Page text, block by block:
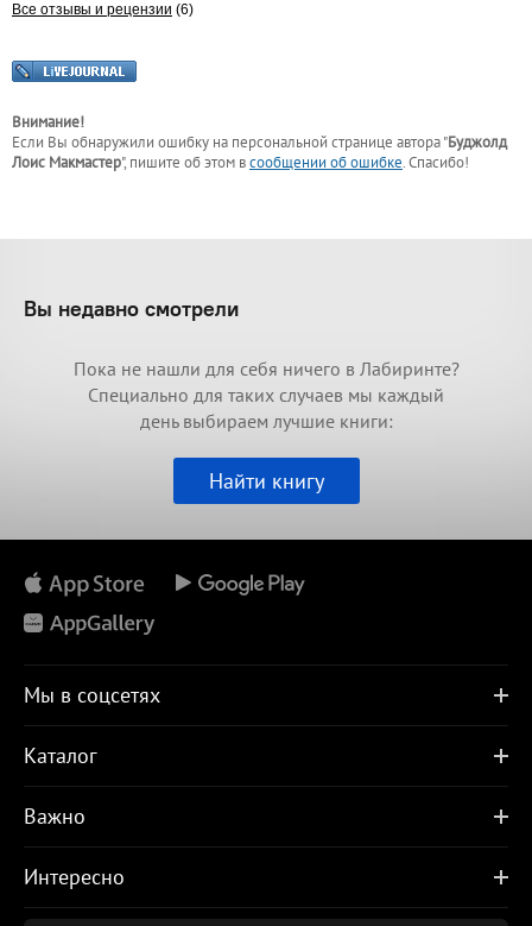
Все отзывы и рецензии (6)
Внимание!
Если Вы обнаружили ошибку на персональной странице автора "Буджолд
Лоис Макмастер", пишите об этом всообщении об ошибке. Спасибо!
Вы недавно смотрели
Пока не нашли для себя ничего в Лабиринте?
Специально для таких случаев мы каждый
день выбираем лучшие книги:
Найти книгу
Мы в соцсетях
Каталог
Важно
Интересно